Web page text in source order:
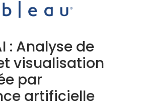
: Analyse de
visualisation
par
artificielle